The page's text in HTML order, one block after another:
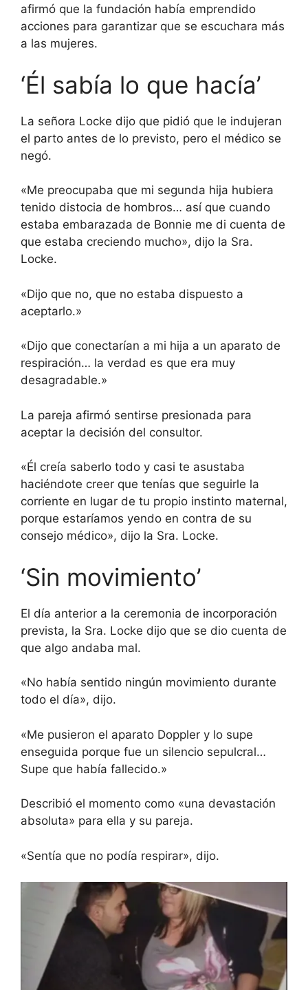
afirmó que la fundación había emprendido
acciones para garantizar que se escuchara más
a las mujeres.
‘Él sabía lo que hacía’
La señora Locke dijo que pidió que le indujeran
el parto antes de lo previsto, pero el médico se
negó.
«Me preocupaba que mi segunda hija hubiera
tenido distocia de hombros… así que cuando
estaba embarazada de Bonnie me di cuenta de
que estaba creciendo mucho», dijo la Sra.
Locke.
«Dijo que no, que no estaba dispuesto a
aceptarlo.»
«Dijo que conectarían a mi hija a un aparato de
respiración… la verdad es que era muy
desagradable.»
La pareja afirmó sentirse presionada para
aceptar la decisión del consultor.
«Él creía saberlo todo y casi te asustaba
haciéndote creer que tenías que seguirle la
corriente en lugar de tu propio instinto maternal,
porque estaríamos yendo en contra de su
consejo médico», dijo la Sra. Locke.
‘Sin movimiento’
El día anterior a la ceremonia de incorporación
prevista, la Sra. Locke dijo que se dio cuenta de
que algo andaba mal.
«No había sentido ningún movimiento durante
todo el día», dijo.
«Me pusieron el aparato Doppler y lo supe
enseguida porque fue un silencio sepulcral…
Supe que había fallecido.»
Describió el momento como «una devastación
absoluta» para ella y su pareja.
«Sentía que no podía respirar», dijo.